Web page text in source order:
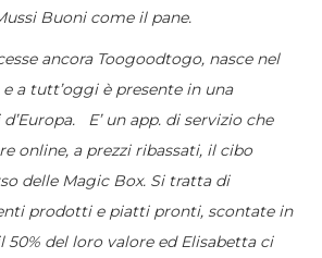
Buoni come il pane.
ancora Toogoodtogo, nasce nel
a tutt’oggi è presente in una
E’ un app. di servizio che
online, a prezzi ribassati, il cibo
delle Magic Box. Si tratta di
prodotti e piatti pronti, scontate in
50% del loro valore ed Elisabetta ci